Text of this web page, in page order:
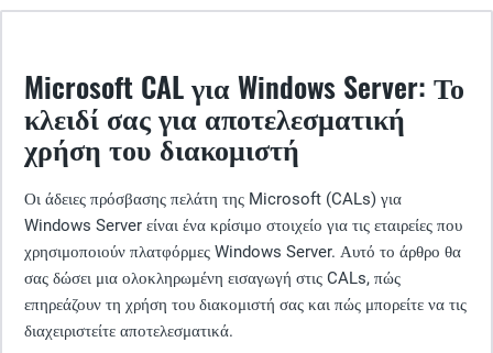
Microsoft CAL για Windows Server: Το
κλειδί σας για αποτελεσματική
χρήση του διακομιστή
Οι άδειες πρόσβασης πελάτη της Microsoft (CALs) για
Windows Server είναι ένα κρίσιμο στοιχείο για τις εταιρείες που
χρησιμοποιούν πλατφόρμες Windows Server. Αυτό το άρθρο θα
σας δώσει μια ολοκληρωμένη εισαγωγή στις CALs, πώς
επηρεάζουν τη χρήση του διακομιστή σας και πώς μπορείτε να τις
διαχειριστείτε αποτελεσματικά.